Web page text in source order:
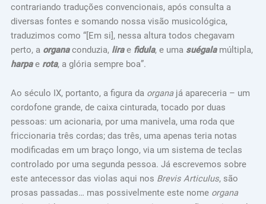
contrariando traduções convencionais, após consulta a
diversas fontes e somando nossa visão musicológica,
traduzimos como “[Em si], nessa altura todos chegavam
perto, a organaconduzia, lirae fidula, e uma suégalamúltipla,
harpae rota, a glória sempre boa”.
Ao século IX, portanto, a figura da organajá apareceria – um
cordofone grande, de caixa cinturada, tocado por duas
pessoas: um acionaria, por uma manivela, uma roda que
friccionaria três cordas; das três, uma apenas teria notas
modificadas em um braço longo, via um sistema de teclas
controlado por uma segunda pessoa. Já escrevemos sobre
este antecessor das violas aqui nos Brevis Articulus, são
prosas passadas… mas possivelmente este nome organa